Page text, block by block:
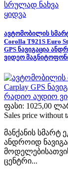
სრულად ნახვა
ყიდვა
ავტომობილის
Corolla T921S Euro
GPS ნავიგაცია
ვიდეო
ფასი: 1025,00
Sales price without
მანქანის სმარტ
ანდროიდ
ცენტრი...